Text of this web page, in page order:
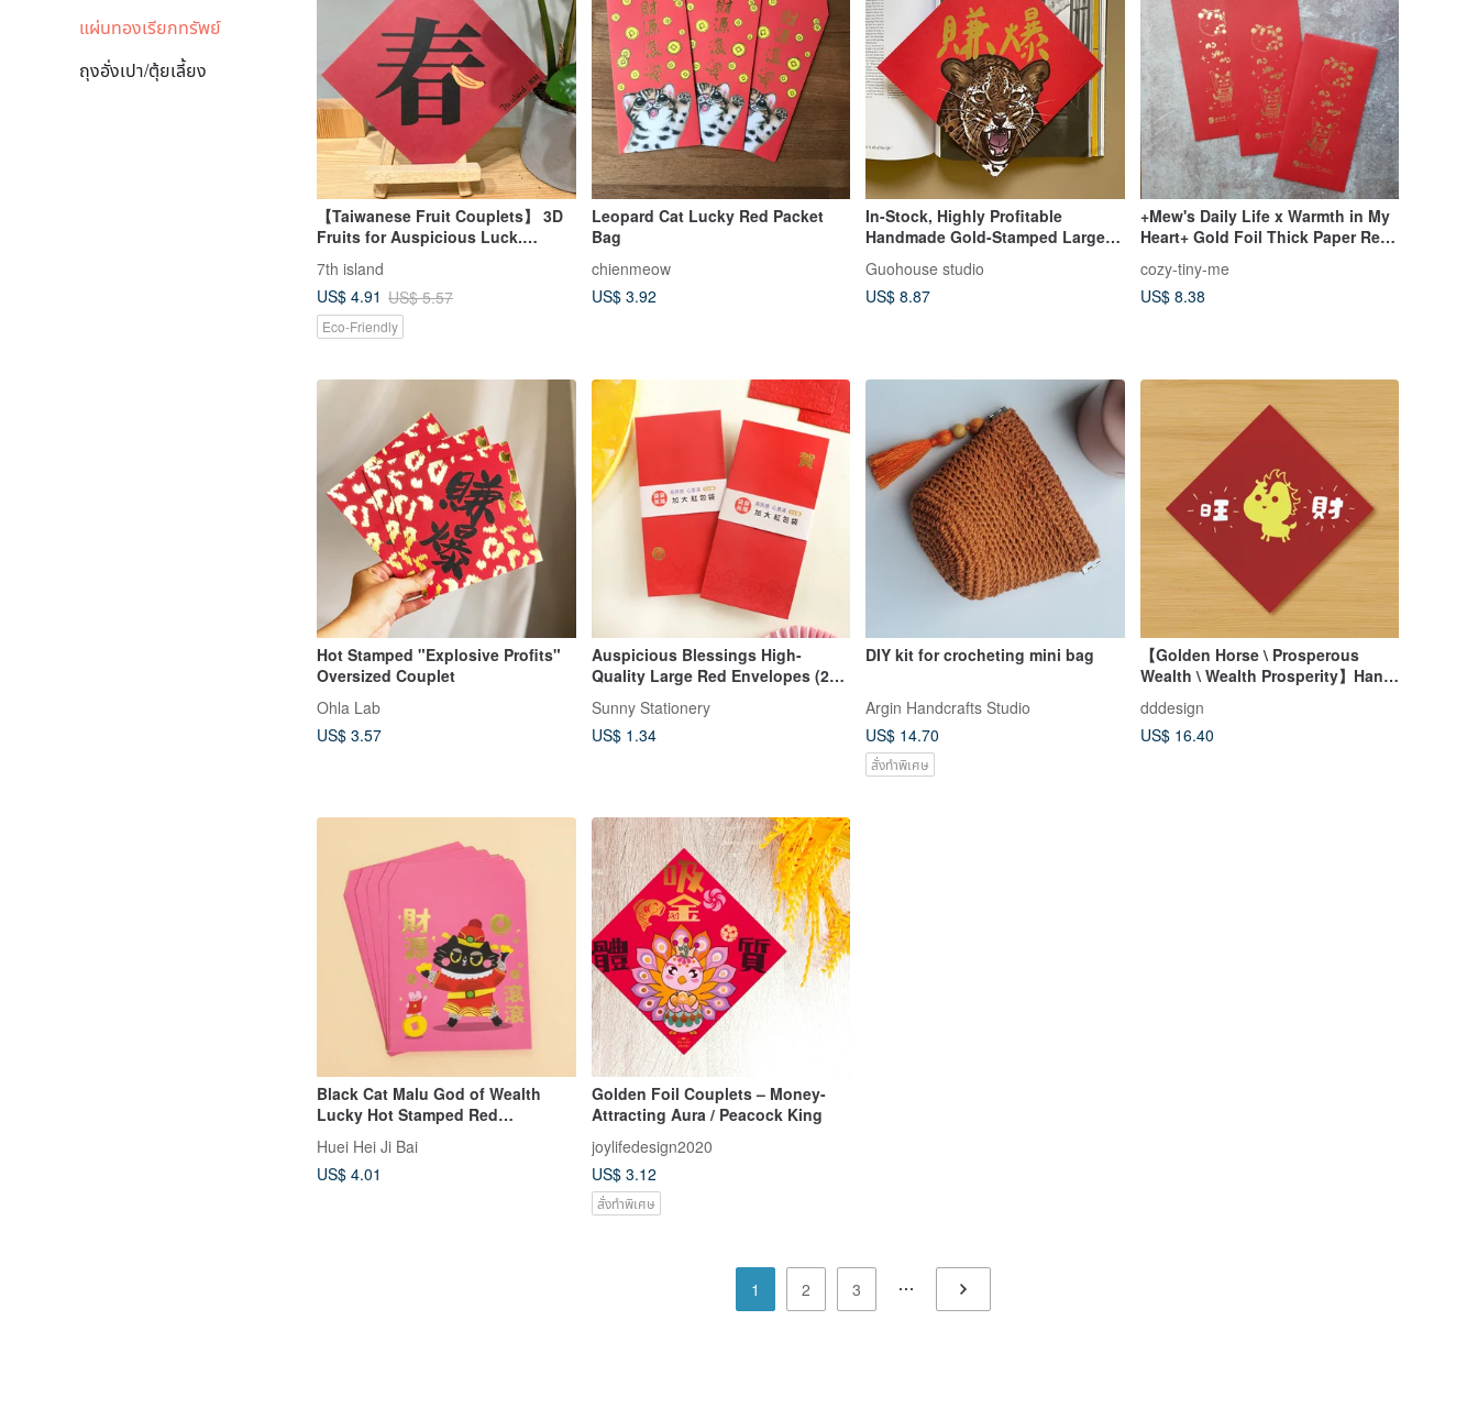
แผ่นทองเรียกทรัพย์
ถุงอั่งเปา/ตุ้ยเลี้ยง
【Taiwanese Fruit Couplets】 3D
Fruits for Auspicious Luck.
Instant "Wealthy" Bananas.
Instant Fortune. Instant "Red
Hot".
7th island
US$ 4.91 US$ 5.57
Eco-Friendly
Leopard Cat Lucky Red Packet
Bag
chienmeow
US$ 3.92
In-Stock, Highly Profitable
Handmade Gold-Stamped Large
Spring Couplets, Decorative
Scrolls, Square Couplets
Guohouse studio
US$ 8.87
+Mew's Daily Life x Warmth in My
Heart+ Gold Foil Thick Paper Red
Blessings / Wealth / Pack of 3
cozy-tiny-me
US$ 8.38
Hot Stamped "Explosive Profits"
Oversized Couplet
Ohla Lab
US$ 3.57
Auspicious Blessings High-
Quality Large Red Envelopes (2
Designs) SL-569 Lunar New Year
Spring Festival Chinese New Year
Wealth Attraction
Sunny Stationery
US$ 1.34
DIY kit for crocheting mini bag
Argin Handcrafts Studio
US$ 14.70
สั่งทำพิเศษ
【Golden Horse \ Prosperous
Wealth \ Wealth Prosperity】Hand-
Painted Spring Couplets
dddesign
US$ 16.40
Black Cat Malu God of Wealth
Lucky Hot Stamped Red
Huei Hei Ji Bai
US$ 4.01
Golden Foil Couplets – Money-
Attracting Aura / Peacock King
joylifedesign2020
US$ 3.12
สั่งทำพิเศษ
1 2 3